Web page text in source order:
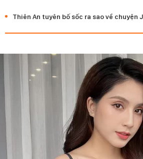
Thiên An tuyên bố sốc ra sao về chuyện